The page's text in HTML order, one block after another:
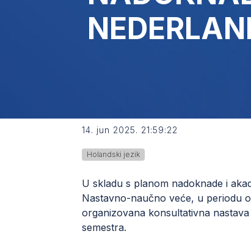
14. jun 2025. 21:59:22
Holandski jezik
U skladu s planom nadoknade i
Nastavno-naučno veće, u periodu
organizovana konsultativna
semestra.